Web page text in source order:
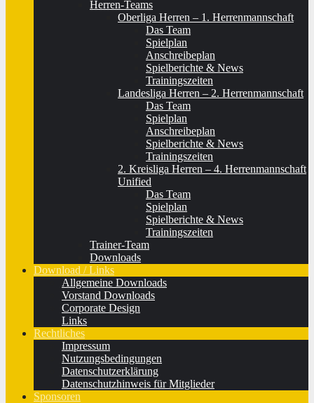
Herren-Teams
Oberliga Herren – 1. Herrenmannschaft
Das Team
Spielplan
Anschreibeplan
Spielberichte & News
Trainingszeiten
Landesliga Herren – 2. Herrenmannschaft
Das Team
Spielplan
Anschreibeplan
Spielberichte & News
Trainingszeiten
2. Kreisliga Herren – 4. Herrenmannschaft
Unified
Das Team
Spielplan
Spielberichte & News
Trainingszeiten
Trainer-Team
Downloads
Download / Links
Allgemeine Downloads
Vorstand Downloads
Corporate Design
Links
Rechtliches
Impressum
Nutzungsbedingungen
Datenschutzerklärung
Datenschutzhinweis für Mitglieder
Sponsoren